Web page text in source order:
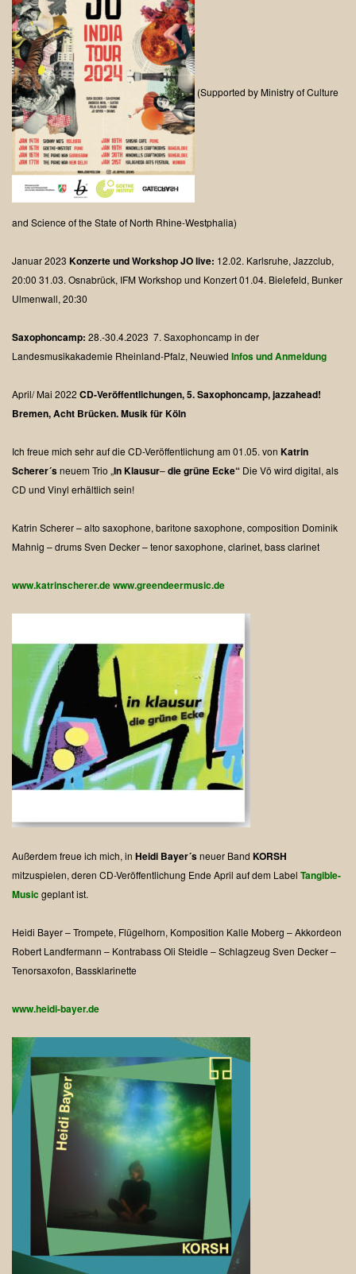
(Supported by Ministry of Culture
and Science of the State of North Rhine-Westphalia)
Januar 2023 Konzerte und WorkshopJO live: 12.02. Karlsruhe, Jazzclub,
20:00 31.03. Osnabrück, IFM Workshop und Konzert01.04. Bielefeld, Bunker
Ulmenwall, 20:30
Saxophoncamp: 28.-30.4.2023 7. Saxophoncamp in der
Landesmusikakademie Rheinland-Pfalz, Neuwied Infos und Anmeldung
April/ Mai 2022 CD-Veröffentlichungen, 5. Saxophoncamp, jazzahead!
Bremen, Acht Brücken. Musik für Köln
Ich freue mich sehr auf die CD-Veröffentlichung am 01.05. von Katrin
Scherer´sneuem Trio „In Klausur–die grüne Ecke“ Die Vö wird digital, als
CD und Vinyl erhältlich sein!
Katrin Scherer – alto saxophone, baritone saxophone, composition Dominik
Mahnig – drumsSven Decker – tenor saxophone, clarinet, bass clarinet
www.katrinscherer.dewww.greendeermusic.de
Außerdem freue ich mich, in Heidi Bayer´sneuer Band KORSH
mitzuspielen, deren CD-Veröffentlichung Ende April auf dem Label Tangible-
Musicgeplant ist.
Heidi Bayer – Trompete, Flügelhorn, Komposition Kalle Moberg – Akkordeon
Robert Landfermann – KontrabassOli Steidle – Schlagzeug Sven Decker –
Tenorsaxofon, Bassklarinette
www.heidi-bayer.de